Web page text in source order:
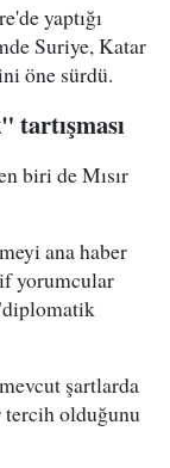
yaptığı
Suriye, Katar
öne sürdü.
tartışması
biri de Mısır
ana haber
yorumcular
şartlarda
tercih olduğunu